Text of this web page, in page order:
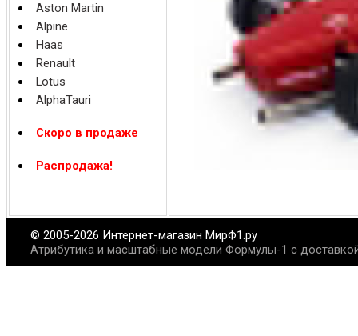
Aston Martin
Alpine
Haas
Renault
Lotus
AlphaTauri
Скоро в продаже
Распродажа!
© 2005-2026 Интернет-магазин МирФ1.ру
Атрибутика и масштабные модели Формулы-1 с